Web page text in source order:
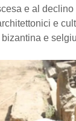
e al
e
e